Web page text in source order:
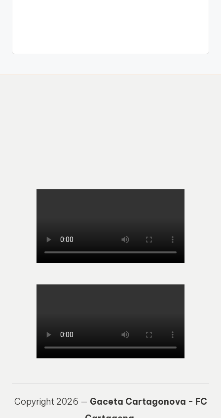
Copyright 2026 — Gaceta Cartagonova - FC